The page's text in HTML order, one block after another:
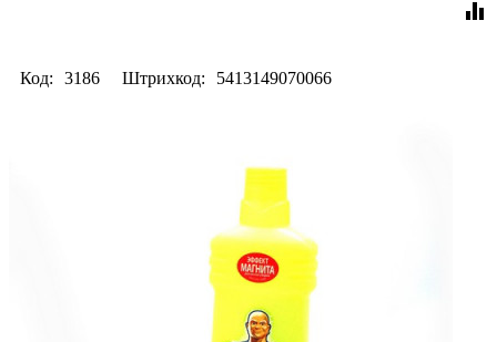
equalizer
Код: 3186 Штрихкод: 5413149070066